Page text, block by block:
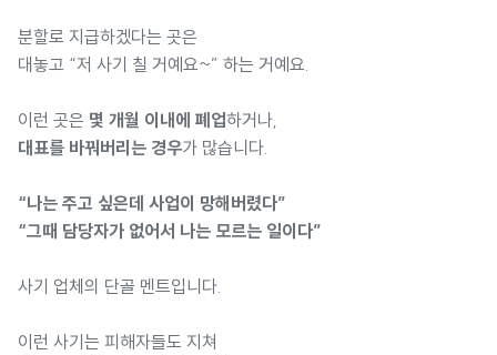
분할로 지급하겠다는 곳은
대놓고 “저 사기 칠 거예요~” 하는 거예요.
이런 곳은 몇 개월 이내에 폐업하거나,
대표를 바꿔버리는 경우가 많습니다.
“나는 주고 싶은데 사업이 망해버렸다”
“그때 담당자가 없어서 나는 모르는 일이다”
사기 업체의 단골 멘트입니다.
이런 사기는 피해자들도 지쳐